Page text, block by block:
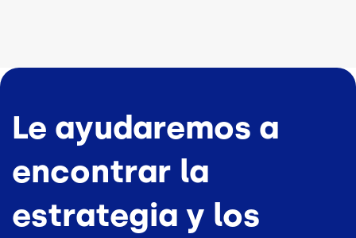
Le ayudaremos a
encontrar la
estrategia y los